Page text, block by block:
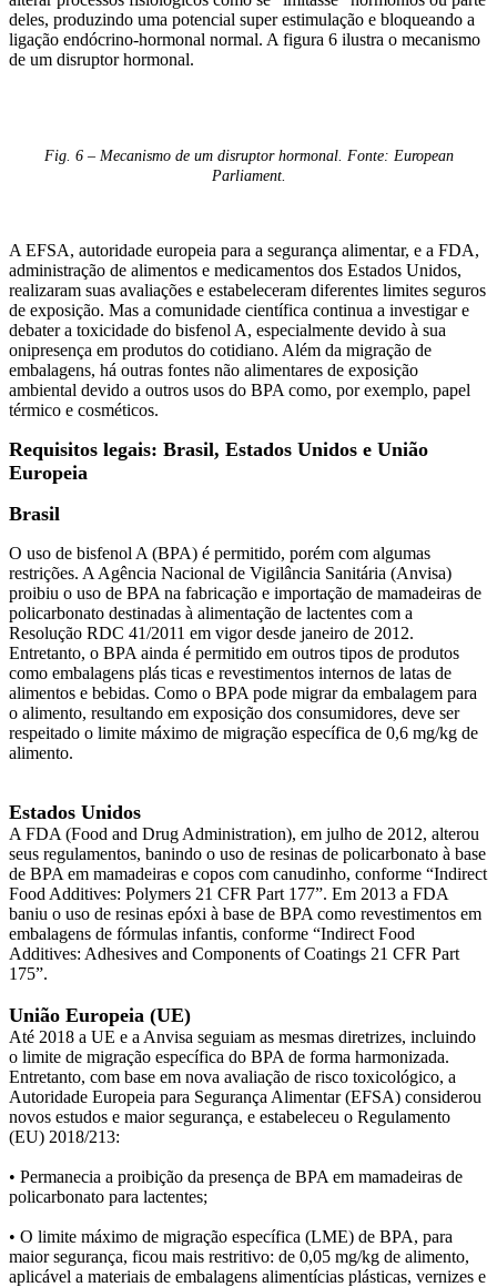
deles, produzindo uma potencial super estimulação e bloqueando a
ligação endócrino-hormonal normal. A figura 6 ilustra o mecanismo
de um disruptor hormonal.
Fig. 6 – Mecanismo de um disruptor hormonal. Fonte: European
Parliament.
A EFSA, autoridade europeia para a segurança alimentar, e a FDA,
administração de alimentos e medicamentos dos Estados Unidos,
realizaram suas avaliações e estabeleceram diferentes limites seguros
de exposição. Mas a comunidade científica continua a investigar e
debater a toxicidade do bisfenol A, especialmente devido à sua
onipresença em produtos do cotidiano. Além da migração de
embalagens, há outras fontes não alimentares de exposição
ambiental devido a outros usos do BPA como, por exemplo, papel
térmico e cosméticos.
Requisitos legais: Brasil, Estados Unidos e União
Europeia
Brasil
O uso de bisfenol A (BPA) é permitido, porém com algumas
restrições. A Agência Nacional de Vigilância Sanitária (Anvisa)
proibiu o uso de BPA na fabricação e importação de mamadeiras de
policarbonato destinadas à alimentação de lactentes com a
Resolução RDC 41/2011 em vigor desde janeiro de 2012.
Entretanto, o BPA ainda é permitido em outros tipos de produtos
como embalagens plás ticas e revestimentos internos de latas de
alimentos e bebidas. Como o BPA pode migrar da embalagem para
o alimento, resultando em exposição dos consumidores, deve ser
respeitado o limite máximo de migração específica de 0,6 mg/kg de
alimento.
Estados Unidos
A FDA (Food and Drug Administration), em julho de 2012, alterou
seus regulamentos, banindo o uso de resinas de policarbonato à base
de BPA em mamadeiras e copos com canudinho, conforme “Indirect
Food Additives: Polymers 21 CFR Part 177”. Em 2013 a FDA
baniu o uso de resinas epóxi à base de BPA como revestimentos em
embalagens de fórmulas infantis, conforme “Indirect Food
Additives: Adhesives and Components of Coatings 21 CFR Part
175”.
União Europeia (UE)
Até 2018 a UE e a Anvisa seguiam as mesmas diretrizes, incluindo
o limite de migração específica do BPA de forma harmonizada.
Entretanto, com base em nova avaliação de risco toxicológico, a
Autoridade Europeia para Segurança Alimentar (EFSA) considerou
novos estudos e maior segurança, e estabeleceu o Regulamento
(EU) 2018/213:
• Permanecia a proibição da presença de BPA em mamadeiras de
policarbonato para lactentes;
• O limite máximo de migração específica (LME) de BPA, para
maior segurança, ficou mais restritivo: de 0,05 mg/kg de alimento,
aplicável a materiais de embalagens alimentícias plásticas, vernizes e